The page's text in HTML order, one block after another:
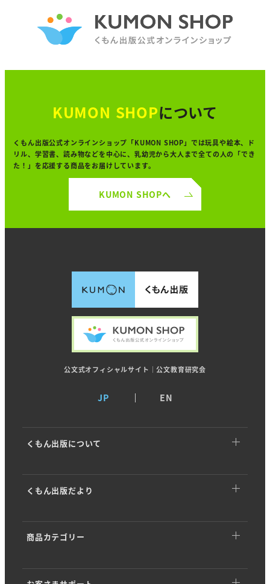
KUMON SHOPについて
くもん出版公式オンラインショップ「KUMON SHOP」では玩具や絵本、ド
リル、学習書、読み物などを中心に、 乳幼児から大人まで全ての人の「でき
た！」を応援する商品をお届けしています。
KUMON SHOPへ
公文式オフィシャルサイト｜公文教育研究会
JP EN
くもん出版について
会社概要
くもん出版だより
商品カテゴリー